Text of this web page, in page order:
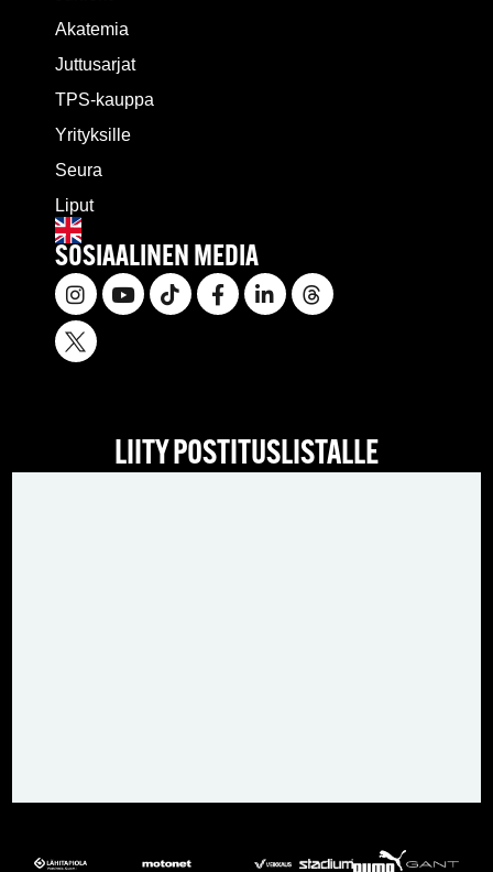
Akatemia
Juttusarjat
TPS-kauppa
Yrityksille
Seura
Liput
SOSIAALINEN MEDIA
LIITY POSTITUSLISTALLE